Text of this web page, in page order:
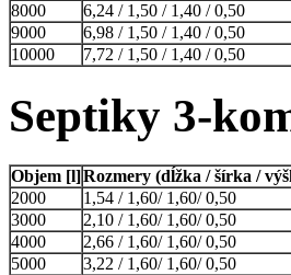
8000
6,24 / 1,50 / 1,40 / 0,50
9000
6,98 / 1,50 / 1,40 / 0,50
10000
7,72 / 1,50 / 1,40 / 0,50
Septiky 3-
Objem [l]Rozmery (dĺžka / šírka /
2000
1,54 / 1,60/ 1,60/ 0,50
3000
2,10 / 1,60/ 1,60/ 0,50
4000
2,66 / 1,60/ 1,60/ 0,50
5000
3,22 / 1,60/ 1,60/ 0,50